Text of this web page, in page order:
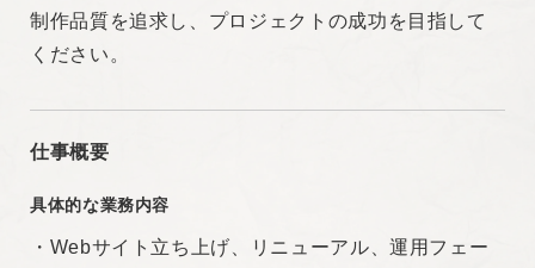
制作品質を追求し、プロジェクトの成功を目指して
ください。
仕事概要
具体的な業務内容
・Webサイト立ち上げ、リニューアル、運用フェー